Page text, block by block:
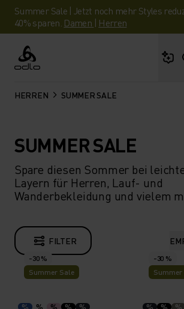
Summer Sale | Jetzt noch mehr Styles
40% sparen. Damen | Herren
Odlo
HERREN SUMMER SALE
SUMMER SALE
Spare diesen Sommer bei
Layern für Herren, Lauf- und
Wanderbekleidung und vielem
FILTER
-30 %
Summer Sale
% % % % %
-30 %
Summer
% % %